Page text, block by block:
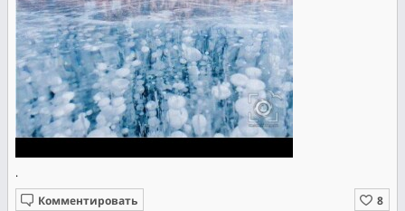
.
Комментировать